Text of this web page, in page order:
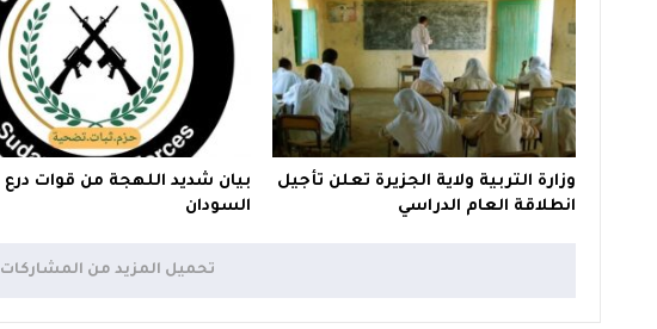
وزارة التربية ولاية الجزيرة تعلن تأجيل
انطلاقة العام الدراسي
بيان شديد اللهجة من قوات درع
السودان
تحميل المزيد من المشاركات